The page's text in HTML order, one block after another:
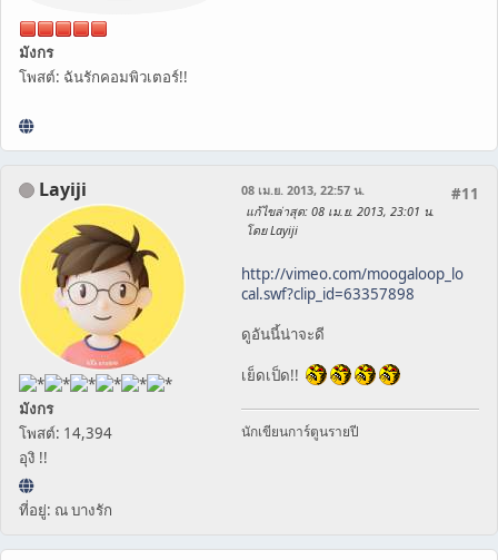
มังกร
โพสต์: ฉันรักคอมพิวเตอร์!!
Layiji
มังกร
โพสต์: 14,394
อุงิ !!
ที่อยู่: ณ บางรัก
#11
08 เม.ย. 2013, 22:57 น.
แก้ไขล่าสุด: 08 เม.ย. 2013, 23:01 น.
โดย Layiji
http://vimeo.com/moogaloop_lo
cal.swf?clip_id=63357898
ดูอันนี้น่าจะดี
เย็ดเป็ด!!
นักเขียนการ์ตูนรายปี